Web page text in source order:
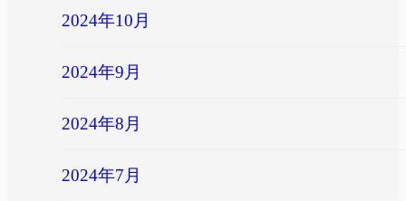
2024年10月
2024年9月
2024年8月
2024年7月